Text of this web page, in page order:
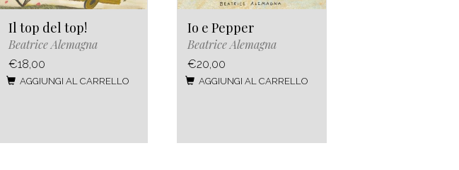
Il top del top!
Beatrice Alemagna
€18,00
AGGIUNGI AL CARRELLO
Io e Pepper
Beatrice Alemagna
€20,00
AGGIUNGI AL CARRELLO